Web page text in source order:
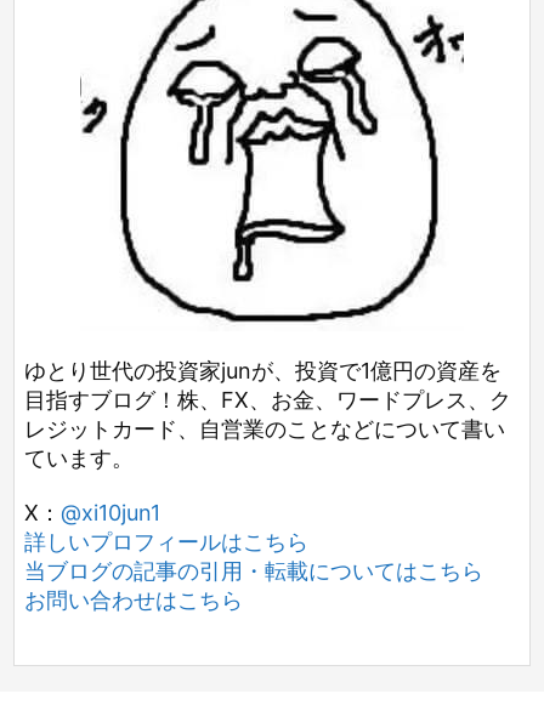
ゆとり世代の投資家junが、投資で1億円の資産を
目指すブログ！株、FX、お金、ワードプレス、ク
レジットカード、自営業のことなどについて書い
ています。
X： @xi10jun1
詳しいプロフィールはこちら
当ブログの記事の引用・転載についてはこちら
お問い合わせはこちら